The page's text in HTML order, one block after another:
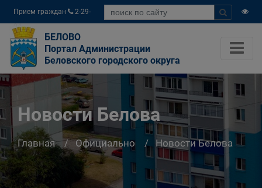
Прием граждан
2-29-
04
БЕЛОВО
Портал Администрации
Беловского городского округа
Новости Белова
Главная Официально Новости Белова